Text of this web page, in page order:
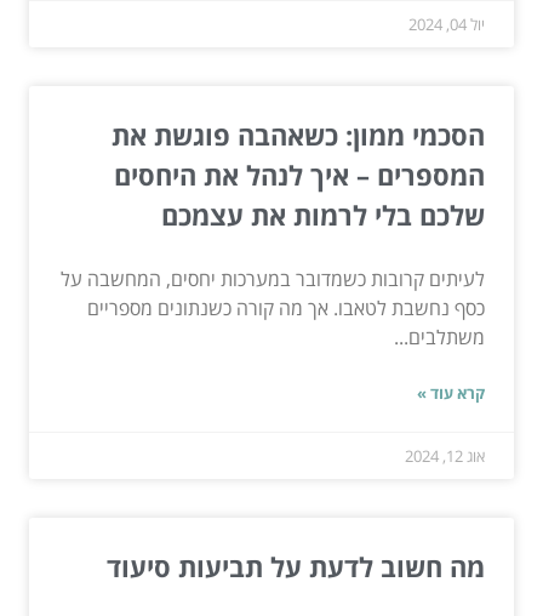
יול 04, 2024
הסכמי ממון: כשאהבה פוגשת את
המספרים – איך לנהל את היחסים
שלכם בלי לרמות את עצמכם
לעיתים קרובות כשמדובר במערכות יחסים, המחשבה על
כסף נחשבת לטאבו. אך מה קורה כשנתונים מספריים
משתלבים...
קרא עוד »
אוג 12, 2024
מה חשוב לדעת על תביעות סיעוד